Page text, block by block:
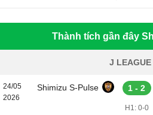
Thành tích gần đây
J LEAGUE
24/05
2026
Shimizu S-Pulse 1 - 2
H1: 0-0